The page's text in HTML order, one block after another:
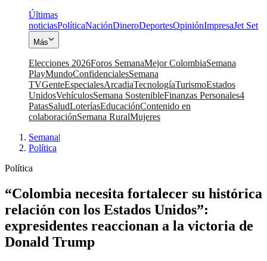
Últimas
noticiasPolíticaNaciónDineroDeportesOpiniónImpresaJet Set
Más
Elecciones 2026Foros SemanaMejor ColombiaSemana
PlayMundoConfidencialesSemana
TVGenteEspecialesArcadiaTecnologíaTurismoEstados
UnidosVehículosSemana SostenibleFinanzas Personales4
PatasSaludLoteríasEducaciónContenido en
colaboraciónSemana RuralMujeres
Semana|
Política
Política
“Colombia necesita fortalecer su histórica
relación con los Estados Unidos”:
expresidentes reaccionan a la victoria de
Donald Trump